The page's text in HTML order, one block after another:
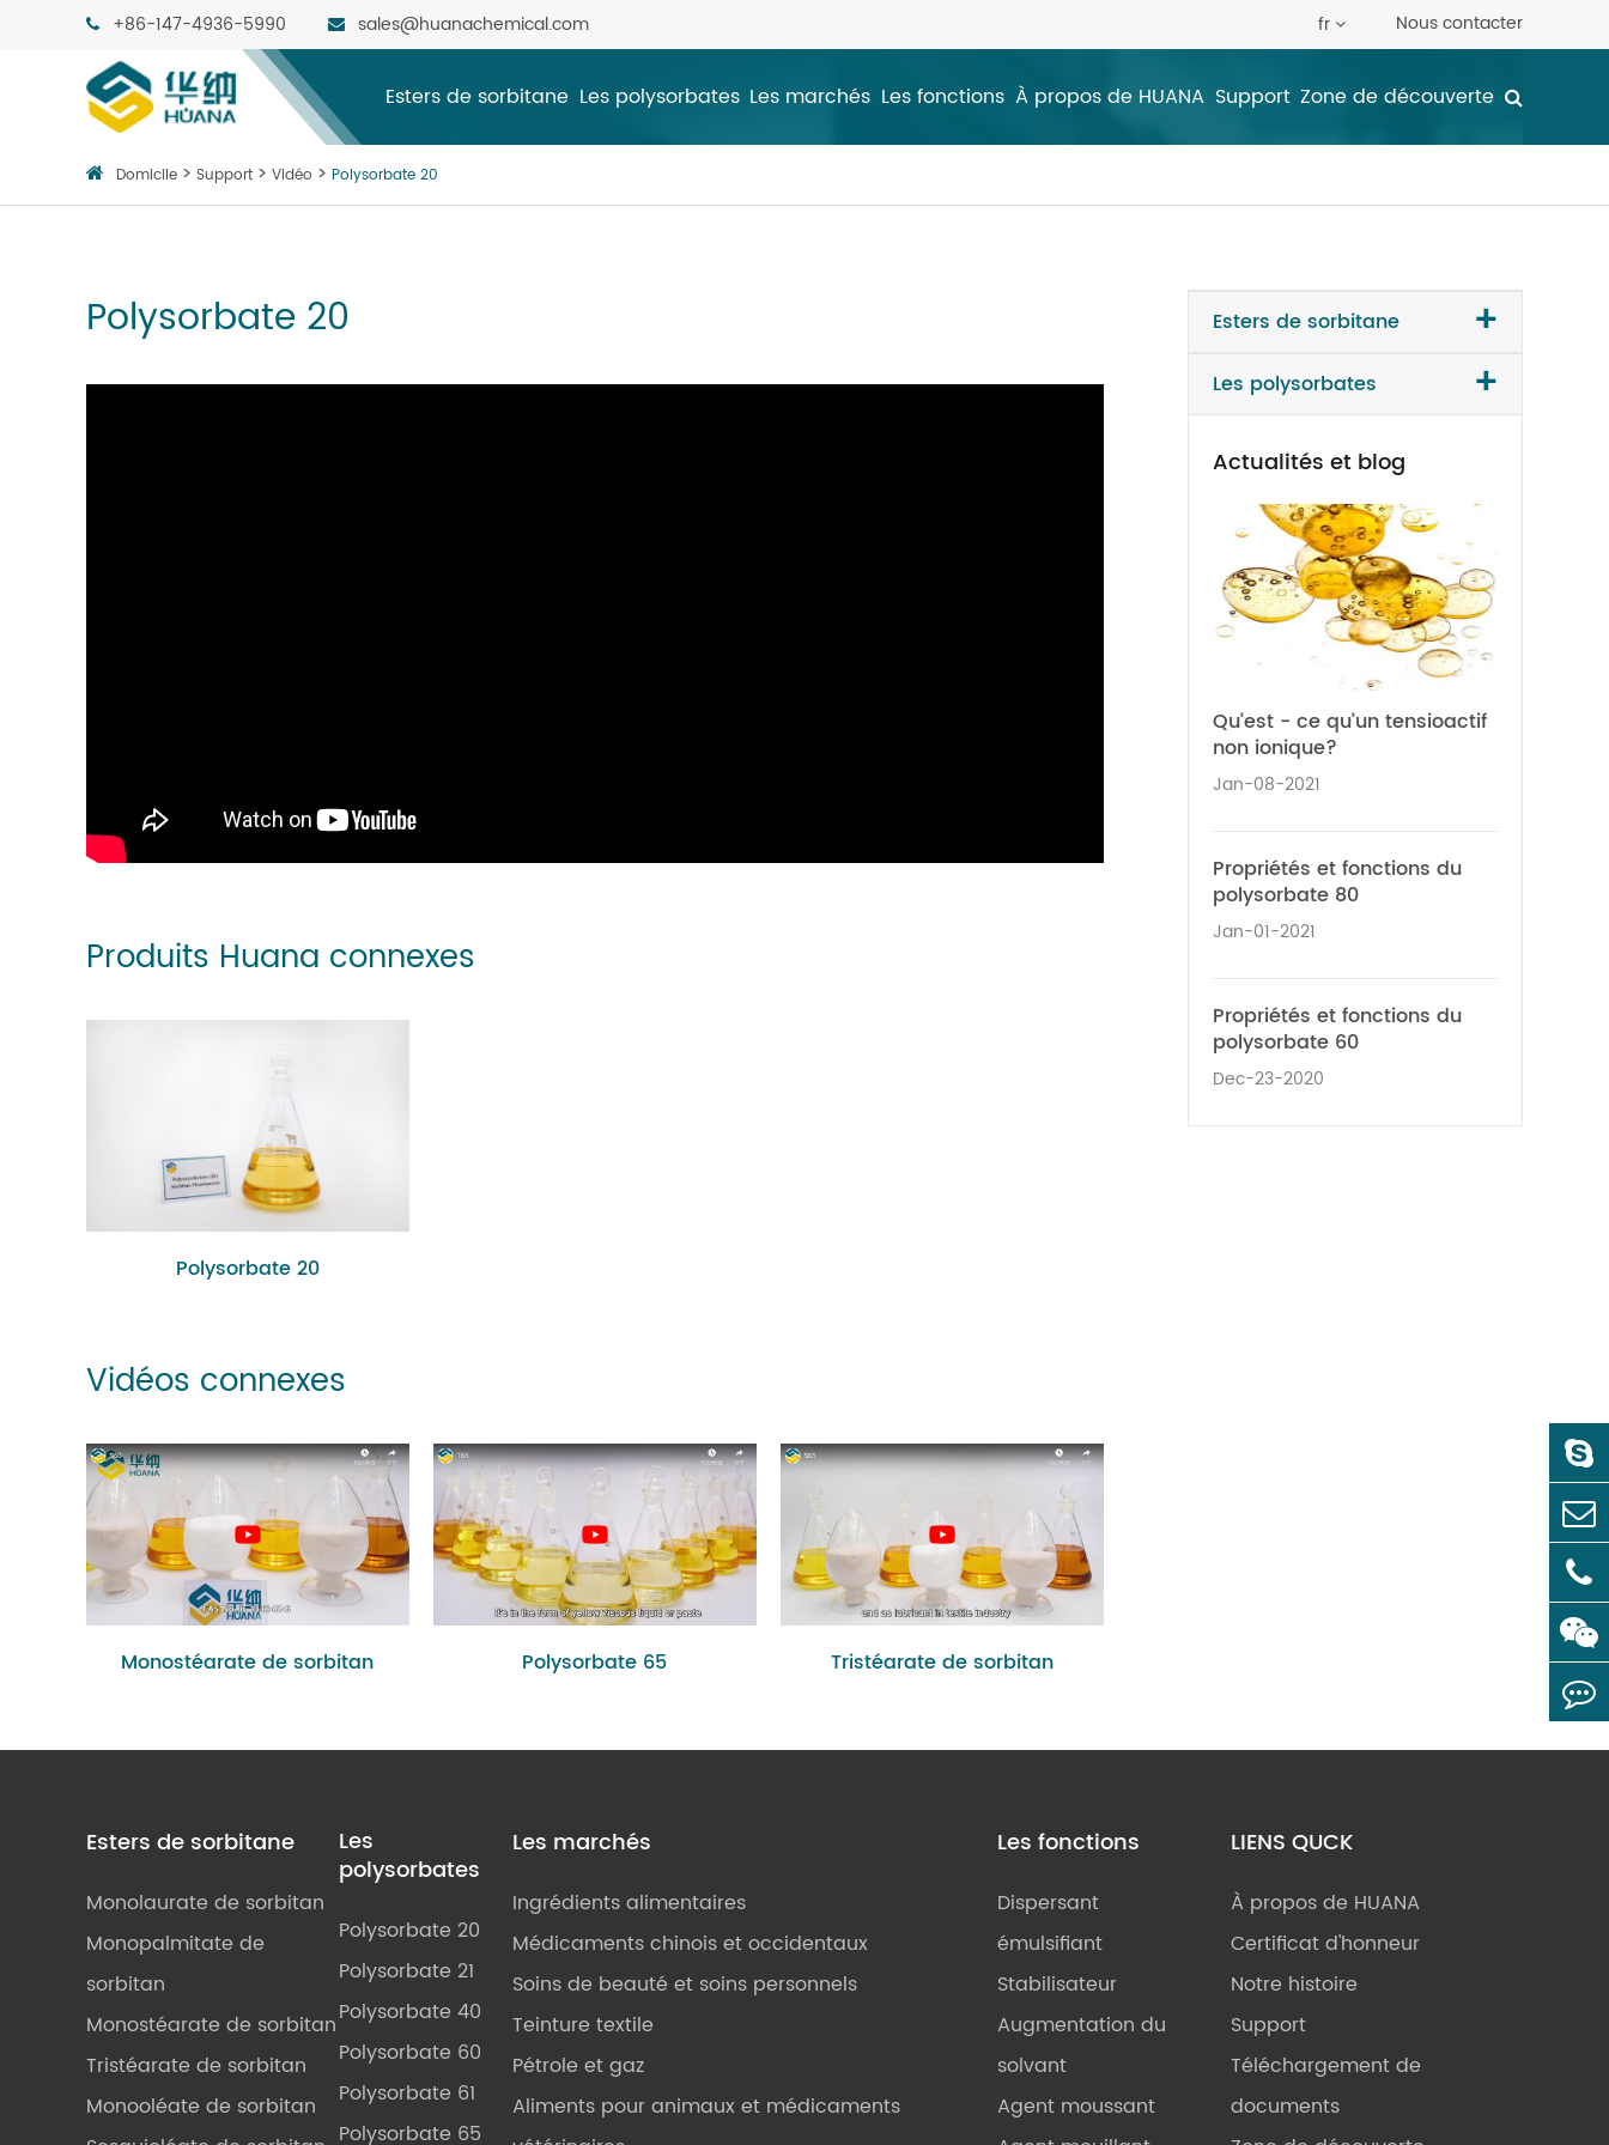
+86-147-4936-5990 sales@huanachemical.com fr Nous contacter
Esters de sorbitane Les polysorbates Les marchés Les fonctions À propos de HUANA Support Zone de découverte
Domicile Support Vidéo Polysorbate 20
Polysorbate 20
Produits Huana connexes
Polysorbate 20
Vidéos connexes
Monostéarate de sorbitan Polysorbate 65 Tristéarate de sorbitan
Esters de sorbitane +
Les polysorbates +
Actualités et blog
Qu’est - ce qu’un tensioactif
non ionique?
Jan-08-2021
Propriétés et fonctions du
polysorbate 80
Jan-01-2021
Propriétés et fonctions du
polysorbate 60
Dec-23-2020
Esters de sorbitane
Monolaurate de sorbitan
Monopalmitate de
sorbitan
Monostéarate de sorbitan
Tristéarate de sorbitan
Monooléate de sorbitan
Les
polysorbates
Polysorbate 20
Polysorbate 21
Polysorbate 40
Polysorbate 60
Polysorbate 61
Polysorbate 65
Les marchés
Ingrédients alimentaires
Médicaments chinois et occidentaux
Soins de beauté et soins personnels
Teinture textile
Pétrole et gaz
Aliments pour animaux et médicaments
Les fonctions
Dispersant
émulsifiant
Stabilisateur
Augmentation du
solvant
Agent moussant
LIENS QUCK
À propos de HUANA
Certificat d'honneur
Notre histoire
Support
Téléchargement de
documents